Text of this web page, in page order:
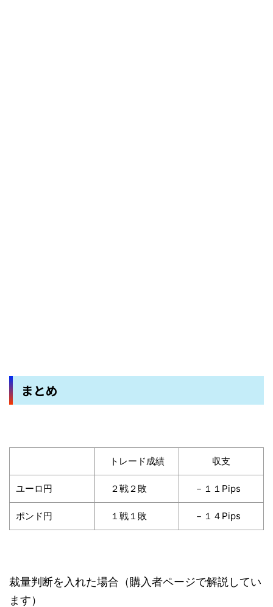
まとめ
トレード成績 収支
ユーロ円 ２戦２敗 －１１Pips
ポンド円 １戦１敗 －１４Pips
裁量判断を入れた場合（購入者ページで解説してい
ます）